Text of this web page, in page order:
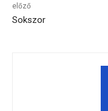
előző
Sokszor